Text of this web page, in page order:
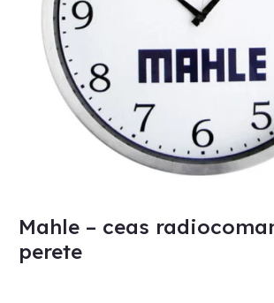
Mahle – ceas
perete